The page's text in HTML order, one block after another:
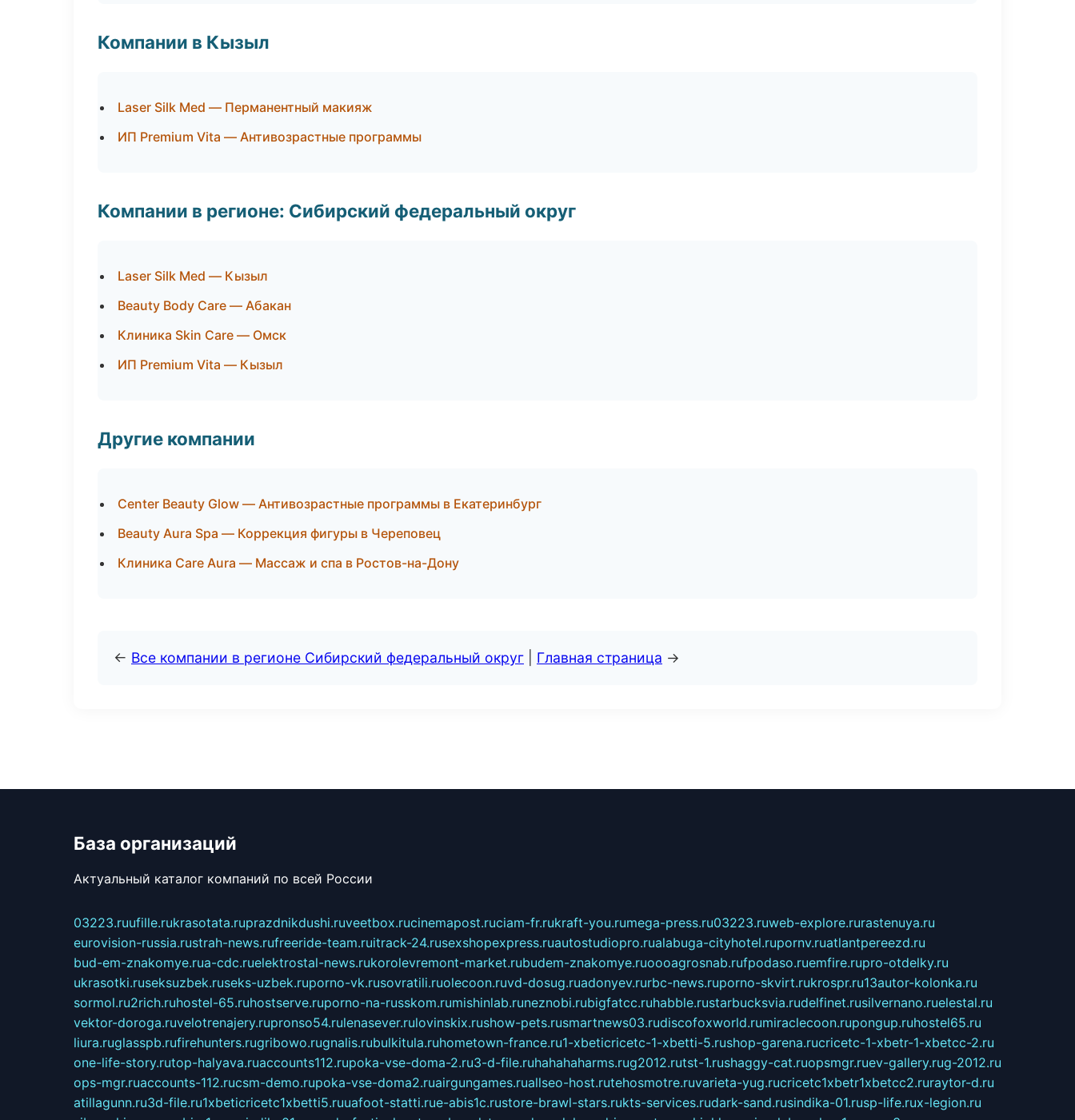
Компании в Кызыл
Laser Silk Med — Перманентный макияж
ИП Premium Vita — Антивозрастные программы
Компании в регионе: Сибирский федеральный округ
Laser Silk Med — Кызыл
Beauty Body Care — Абакан
Клиника Skin Care — Омск
ИП Premium Vita — Кызыл
Другие компании
Center Beauty Glow — Антивозрастные программы в Екатеринбург
Beauty Aura Spa — Коррекция фигуры в Череповец
Клиника Care Aura — Массаж и спа в Ростов-на-Дону
← Все компании в регионе Сибирский федеральный округ Главная страница →
База организаций
Актуальный каталог компаний по всей России
03223.ruufille.rukrasotata.ruprazdnikdushi.ruveetbox.rucinemapost.ruciam-fr.rukraft-you.rumega-press.ru03223.ruweb-explore.rurastenuya.ru
eurovision-russia.rustrah-news.rufreeride-team.ruitrack-24.rusexshopexpress.ruautostudiopro.rualabuga-cityhotel.rupornv.ruatlantpereezd.ru
bud-em-znakomye.rua-cdc.ruelektrostal-news.rukorolevremont-market.rubudem-znakomye.ruoooagrosnab.rufpodaso.ruemfire.rupro-otdelky.ru
ukrasotki.ruseksuzbek.ruseks-uzbek.ruporno-vk.rusovratili.ruolecoon.ruvd-dosug.ruadonyev.rurbc-news.ruporno-skvirt.rukrospr.ru13autor-kolonka.ru
sormol.ru2rich.ruhostel-65.ruhostserve.ruporno-na-russkom.rumishinlab.runeznobi.rubigfatcc.ruhabble.rustarbucksvia.rudelfinet.rusilvernano.ruelestal.ru
vektor-doroga.ruvelotrenajery.rupronso54.rulenasever.rulovinskix.rushow-pets.rusmartnews03.rudiscofoxworld.rumiraclecoon.rupongup.ruhostel65.ru
liura.ruglasspb.rufirehunters.rugribowo.rugnalis.rubulkitula.ruhometown-france.ru1-xbeticricetc-1-xbetti-5.rushop-garena.rucricetc-1-xbetr-1-xbetcc-2.ru
one-life-story.rutop-halyava.ruaccounts112.rupoka-vse-doma-2.ru3-d-file.ruhahahaharms.rug2012.rutst-1.rushaggy-cat.ruopsmgr.ruev-gallery.rug-2012.ru
ops-mgr.ruaccounts-112.rucsm-demo.rupoka-vse-doma2.ruairgungames.ruallseo-host.rutehosmotre.ruvarieta-yug.rucricetc1xbetr1xbetcc2.ruraytor-d.ru
atillagunn.ru3d-file.ru1xbeticricetc1xbetti5.ruuafoot-statti.rue-abis1c.rustore-brawl-stars.rukts-services.rudark-sand.rusindika-01.rusp-life.rux-legion.ru